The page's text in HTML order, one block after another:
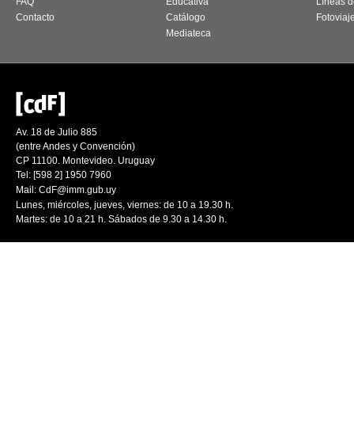
Contacto
Catálogo
Mediateca
Av. 18 de Julio 885
(entre Andes y Convención)
CP 11100. Montevideo. Uruguay
Tel: [598 2] 1950 7960
Mail: CdF@imm.gub.uy
Lunes, miércoles, jueves, viernes: de 10 a 19.30 h.
Martes: de 10 a 21 h. Sábados de 9.30 a 14.30 h.